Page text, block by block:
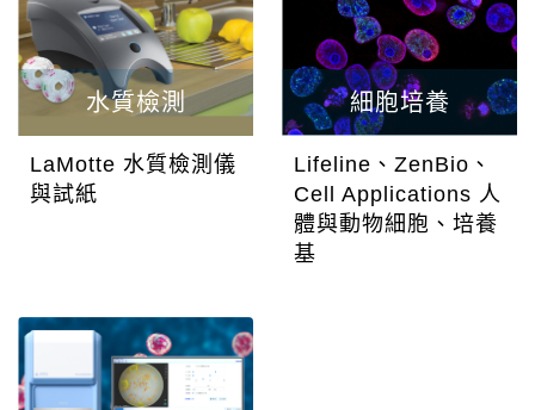
水質檢測
LaMotte 水質檢測儀
與試紙
細胞培養
Lifeline、ZenBio、
Cell Applications 人
體與動物細胞、培養
基